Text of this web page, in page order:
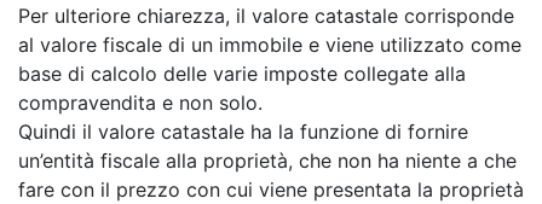
Per ulteriore chiarezza, il valore catastale corrisponde
al valore fiscale di un immobile e viene utilizzato come
base di calcolo delle varie imposte collegate alla
compravendita e non solo.
Quindi il valore catastale ha la funzione di fornire
un’entità fiscale alla proprietà, che non ha niente a che
fare con il prezzo con cui viene presentata la proprietà